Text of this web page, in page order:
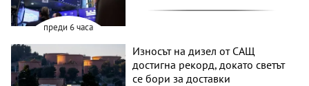
преди 6 часа
Износът на дизел от САЩ
достигна рекорд, докато светът
се бори за доставки